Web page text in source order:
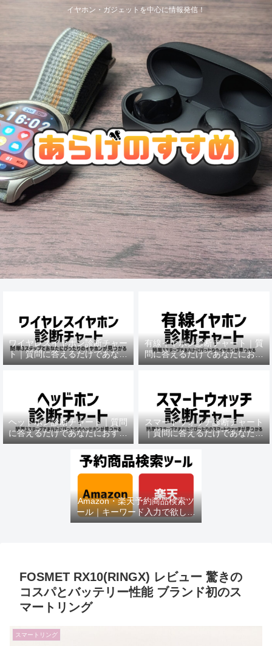
イヤホン・ガジェットを中心に情報発信！
ワイヤレスイヤホン診断チャー
ト｜質問に答えるだけであなた
におすすめの機種がわかる
有線イヤホン診断チャート｜質
問に答えるだけであなたにおす
すめの機種がわかる
ヘッドホン診断チャート｜質問
に答えるだけであなたにおすす
めの機種がわかる
スマートウォッチ診断チャート
｜質問に答えるだけであなたに
おすすめの機種がわかる
Amazon・楽天予約商品検索ツ
ール｜キーワード入力で欲しい
商品を即チェック
FOSMET RX10(RINGX) レビュー 驚きの
コスパとバッテリー性能 ブランド初のス
マートリング
スマートリング